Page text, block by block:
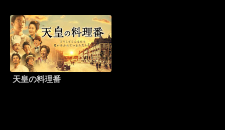
天皇の料理番